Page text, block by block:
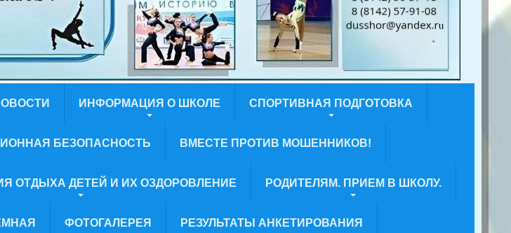
ИНФОРМАЦИЯ О ШКОЛЕ СПОРТИВНАЯ ПОДГОТОВКА
БЕЗОПАСНОСТЬ ВМЕСТЕ ПРОТИВ МОШЕННИКОВ!
ОТДЫХА ДЕТЕЙ И ИХ ОЗДОРОВЛЕНИЕ РОДИТЕЛЯМ. ПРИЕМ В ШКОЛУ.
ФОТОГАЛЕРЕЯ РЕЗУЛЬТАТЫ АНКЕТИРОВАНИЯ